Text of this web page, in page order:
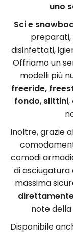
uno
Sci e
preparati,
disinfettati,
Offriamo un
modelli più
freeride,
fondo, slittini,
Inoltre, grazie
comodi
di asciugatura
massima
note
Disponibile